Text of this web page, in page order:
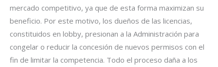
mercado competitivo, ya que de esta forma maximizan su
beneficio. Por este motivo, los dueños de las licencias,
constituidos en lobby, presionan a la Administración para
congelar o reducir la concesión de nuevos permisos con el
fin de limitar la competencia. Todo el proceso daña a los